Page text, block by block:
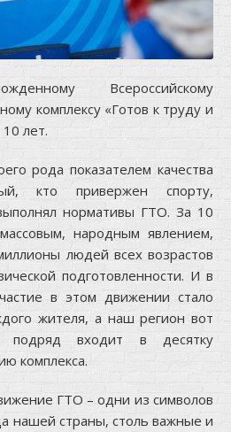
Всероссийскому
комплексу «Готов к труду и
лет.
рода показателем качества
кто привержен спорту,
нормативы ГТО. За 10
народным явлением,
людей всех возрастов
подготовленности. И в
в этом движении стало
жителя, а наш регион вот
подряд входит в десятку
комплекса.
ГТО – одни из символов
нашей страны, столь важные и